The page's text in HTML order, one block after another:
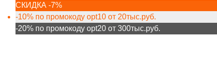
СКИДКА -7%
-10% по промокоду opt10 от 20тыс.руб.
-20% по промокоду opt20 от 300тыс.руб.